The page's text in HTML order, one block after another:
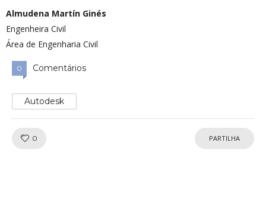
Almudena Martín Ginés
Engenheira Civil
Área de Engenharia Civil
0 Comentários
Autodesk
0 PARTILHA